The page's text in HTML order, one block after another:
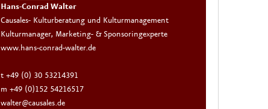
Hans-Conrad Walter
Causales- Kulturberatung und Kulturmanagement
Kulturmanager, Marketing- & Sponsoringexperte
www.hans-conrad-walter.de
t +49 (0) 30 53214391
m +49 (0)152 54216517
walter@causales.de